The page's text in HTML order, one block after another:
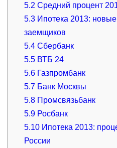
5.2 Средний процент
5.3 Ипотека 2013:
заемщиков
5.4 Сбербанк
5.5 ВТБ 24
5.6 Газпромбанк
5.7 Банк Москвы
5.8 Промсвязьбанк
5.9 Росбанк
5.10 Ипотека 2013:
России